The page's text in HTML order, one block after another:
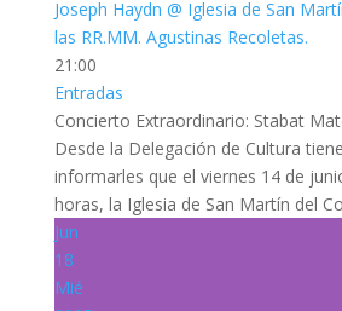
21:00
Entradas
Concierto Extraordinario: Stabat
Desde la Delegación de Cultura
informarles que el viernes 14 de
horas, la Iglesia de San Martín del
Jun
18
Mié